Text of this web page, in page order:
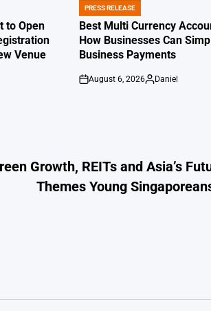
to Open
Venue
POSTED
IN
PRESS RELEASE
Best Multi Currency
How Businesses Can
Business Payments
on
August 6, 2026
Posted
Daniel
Growth, REITs and Asia’s
Themes Young